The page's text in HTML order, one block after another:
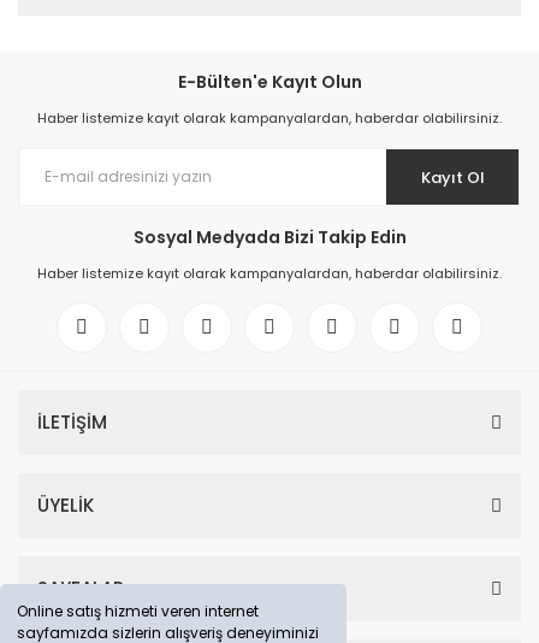
Online satış hizmeti veren internet
sayfamızda sizlerin alışveriş deneyiminizi
E-Bülten'e Kayıt Olun
Haber listemize kayıt olarak kampanyalardan, haberdar olabilirsiniz.
Kayıt Ol
Sosyal Medyada Bizi Takip Edin
Haber listemize kayıt olarak kampanyalardan, haberdar olabilirsiniz.
İLETİŞİM
ÜYELİK
SAYFALAR